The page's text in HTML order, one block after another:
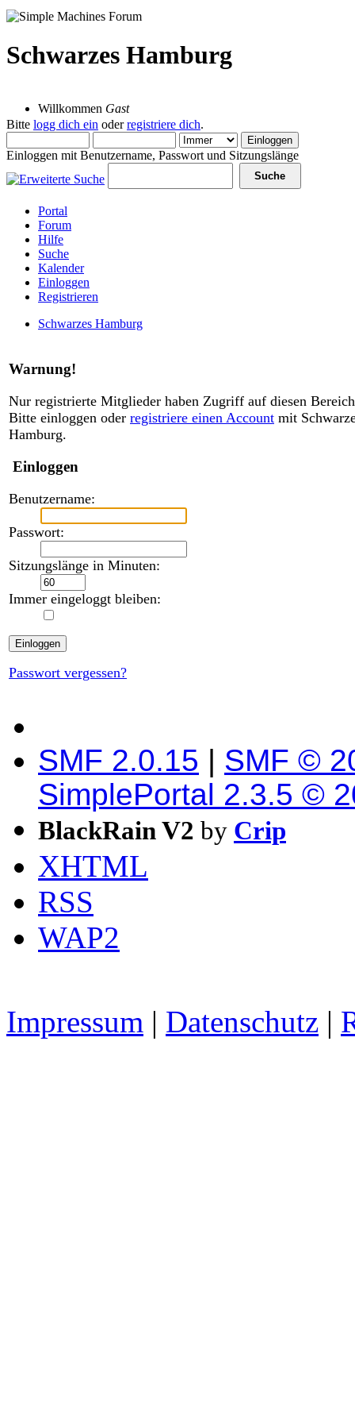
Schwarzes Hamburg
Willkommen Gast
Bitte logg dich ein oderregistriere dich.
Einloggen mit Benutzername, Passwort und Sitzungslänge
Portal
Forum
Hilfe
Suche
Kalender
Einloggen
Registrieren
Schwarzes Hamburg
Warnung!
Nur registrierte Mitglieder haben Zugriff auf diesen
Bitte einloggen oder registriere einen Account mit
Hamburg.
Einloggen
Benutzername:
Passwort:
Sitzungslänge in Minuten:
Immer eingeloggt bleiben:
Passwort vergessen?
SMF 2.0.15 | SMF ©
SimplePortal 2.3.5 ©
BlackRain V2 by Crip
XHTML
RSS
WAP2
Impressum | Datenschutz |